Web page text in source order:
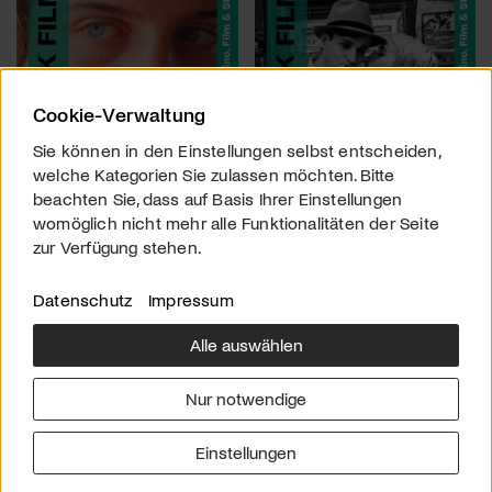
Über uns
Downloads
Werben
Impressum
Cookie-Verwaltung
Sie können in den Einstellungen selbst entscheiden,
welche Kategorien Sie zulassen möchten. Bitte
beachten Sie, dass auf Basis Ihrer Einstellungen
womöglich nicht mehr alle Funktionalitäten der Seite
zur Verfügung stehen.
Datenschutz Impressum
Alle auswählen
Nur notwendige
Einstellungen